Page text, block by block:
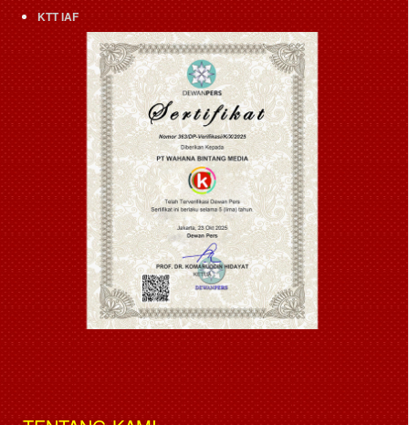
KTT IAF